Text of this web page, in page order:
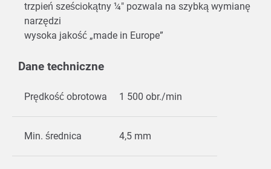
trzpień sześciokątny ¼" pozwala na szybką wymianę
narzędzi
wysoka jakość „made in Europe”
Dane techniczne
Prędkość obrotowa 1 500 obr./min
Min. średnica 4,5 mm